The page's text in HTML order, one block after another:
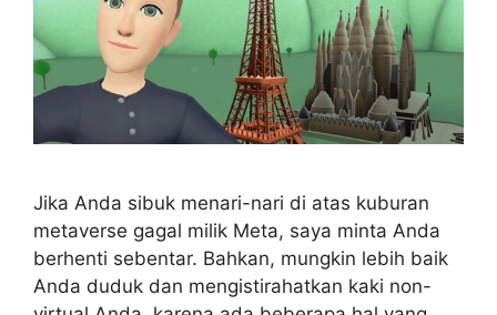
Jika Anda sibuk menari-nari di atas kuburan
metaverse gagal milik Meta, saya minta Anda
berhenti sebentar. Bahkan, mungkin lebih baik
Anda duduk dan mengistirahatkan kaki non-